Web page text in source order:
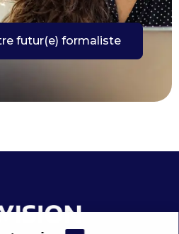
futur(e) formaliste